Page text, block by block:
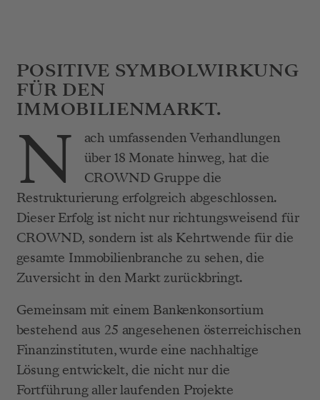
POSITIVE SYMBOLWIRKUNG
FÜR DEN
IMMOBILIENMARKT.
N
ach umfassenden Verhandlungen
über 18 Monate hinweg, hat die
CROWND Gruppe die
Dieser Erfolg ist nicht nur richtungsweisend für
CROWND, sondern ist als Kehrtwende für die
gesamte Immobilienbranche zu sehen, die
Zuversicht in den Markt zurückbringt.
Gemeinsam mit einem Bankenkonsortium
bestehend aus 25 angesehenen österreichischen
Finanzinstituten, wurde eine nachhaltige
Lösung entwickelt, die nicht nur die
Fortführung aller laufenden Projekte